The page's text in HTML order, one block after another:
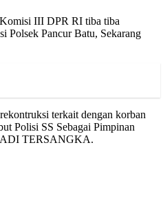
III DPR RI tiba tiba
Polsek Pancur Batu, Sekarang
terkait dengan korban
Polisi SS Sebagai Pimpinan
TERSANGKA.